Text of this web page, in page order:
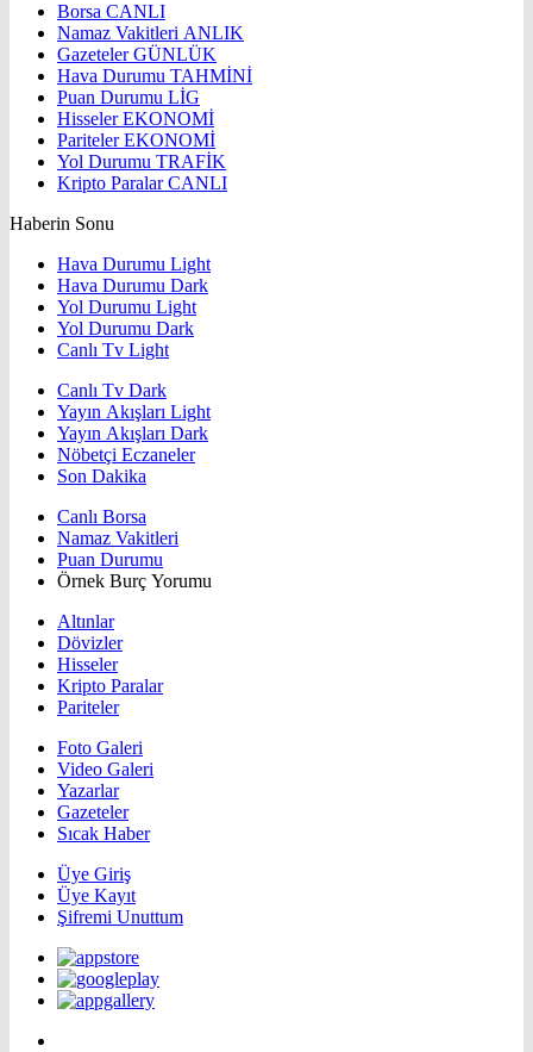
Borsa CANLI
Namaz Vakitleri ANLIK
GazetelerGÜNLÜK
Hava Durumu TAHMİNİ
Puan Durumu LİG
HisselerEKONOMİ
ParitelerEKONOMİ
Yol Durumu TRAFİK
Kripto ParalarCANLI
Haberin Sonu
Hava Durumu Light
Hava Durumu Dark
Yol Durumu Light
Yol Durumu Dark
Canlı Tv Light
Canlı Tv Dark
Yayın Akışları Light
Yayın Akışları Dark
Nöbetçi Eczaneler
Son Dakika
Canlı Borsa
Namaz Vakitleri
Puan Durumu
Örnek Burç Yorumu
Altınlar
Dövizler
Hisseler
Kripto Paralar
Pariteler
Foto Galeri
Video Galeri
Yazarlar
Gazeteler
Sıcak Haber
Üye Giriş
Üye Kayıt
Şifremi Unuttum